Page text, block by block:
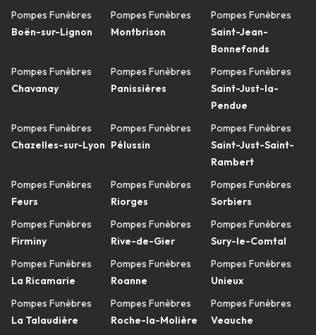
Pompes Funèbres
Boën-sur-Lignon
Pompes Funèbres
Chavanay
Pompes Funèbres
Chazelles-sur-Lyon
Pompes Funèbres
Feurs
Pompes Funèbres
Firminy
Pompes Funèbres
La Ricamarie
Pompes Funèbres
La Talaudière
Pompes Funèbres
Montbrison
Pompes Funèbres
Panissières
Pompes Funèbres
Pélussin
Pompes Funèbres
Riorges
Pompes Funèbres
Rive-de-Gier
Pompes Funèbres
Roanne
Pompes Funèbres
Roche-la-Molière
Pompes Funèbres
Saint-Jean-
Bonnefonds
Pompes Funèbres
Saint-Just-la-
Pendue
Pompes Funèbres
Saint-Just-Saint-
Rambert
Pompes Funèbres
Sorbiers
Pompes Funèbres
Sury-le-Comtal
Pompes Funèbres
Unieux
Pompes Funèbres
Veauche